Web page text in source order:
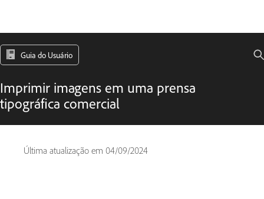
Guia do Usuário
Imprimir imagens em uma prensa
tipográfica comercial
Última atualização em 04/09/2024